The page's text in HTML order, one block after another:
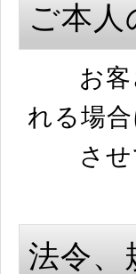
ご本人
お客さ
れる場
させて
法令、